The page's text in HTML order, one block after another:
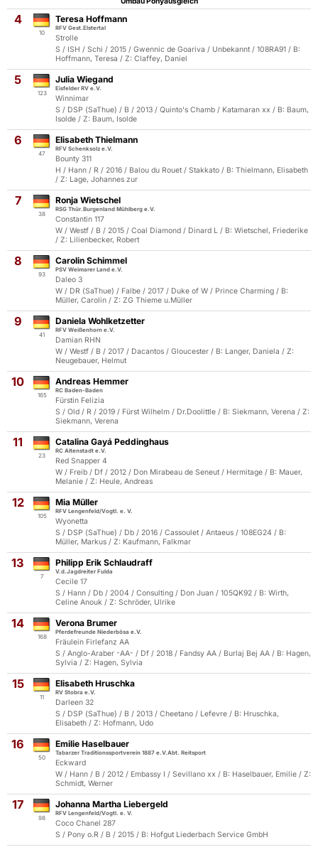
4
10
Teresa Hoffmann
RFV Gest.Elstertal
Strolle
S / ISH / Schi / 2015 / Gwennic de Goariva / Unbekannt / 108RA91 / B:
Hoffmann, Teresa / Z: Claffey, Daniel
5
123
Julia Wiegand
Eisfelder RV e.V.
Winnimar
S / DSP (SaThue) / B / 2013 / Quinto's Chamb / Katamaran xx / B: Baum,
Isolde / Z: Baum, Isolde
6
47
Elisabeth Thielmann
RFV Schenksolz e.V.
Bounty 311
H / Hann / R / 2016 / Balou du Rouet / Stakkato / B: Thielmann, Elisabeth
/ Z: Lage, Johannes zur
7
38
Ronja Wietschel
RSG Thür.Burgenland Mühlberg e.V.
Constantin 117
W / Westf / B / 2015 / Coal Diamond / Dinard L / B: Wietschel, Friederike
/ Z: Lilienbecker, Robert
8
93
Carolin Schimmel
PSV Weimarer Land e.V.
Daleo 3
W / DR (SaThue) / Falbe / 2017 / Duke of W / Prince Charming / B:
Müller, Carolin / Z: ZG Thieme u.Müller
9
41
Daniela Wohlketzetter
RFV Weißenhorn e.V.
Damian RHN
W / Westf / B / 2017 / Dacantos / Gloucester / B: Langer, Daniela / Z:
Neugebauer, Helmut
10
165
Andreas Hemmer
RC Baden-Baden
Fürstin Felizia
S / Old / R / 2019 / Fürst Wilhelm / Dr.Doolittle / B: Siekmann, Verena / Z:
Siekmann, Verena
11
23
Catalina Gayá Peddinghaus
RC Altenstadt e.V.
Red Snapper 4
W / Freib / Df / 2012 / Don Mirabeau de Seneut / Hermitage / B: Mauer,
Melanie / Z: Heule, Andreas
12
105
Mia Müller
RFV Lengenfeld/Vogtl. e. V.
Wyonetta
S / DSP (SaThue) / Db / 2016 / Cassoulet / Antaeus / 108EG24 / B:
Müller, Markus / Z: Kaufmann, Falkmar
13
7
Philipp Erik Schlaudraff
V.d.Jagdreiter Fulda
Cecile 17
S / Hann / Db / 2004 / Consulting / Don Juan / 105QK92 / B: Wirth,
Celine Anouk / Z: Schröder, Ulrike
14
168
Verona Brumer
Pferdefreunde Niederbösa e.V.
Fräulein Firlefanz AA
S / Anglo-Araber -AA- / Df / 2018 / Fandsy AA / Burlaj Bej AA / B: Hagen,
Sylvia / Z: Hagen, Sylvia
15
11
Elisabeth Hruschka
RV Stobra e.V.
Darleen 32
S / DSP (SaThue) / B / 2013 / Cheetano / Lefevre / B: Hruschka,
Elisabeth / Z: Hofmann, Udo
16
50
Emilie Haselbauer
Tabarzer Traditionssportverein 1887 e.V.Abt. Reitsport
Eckward
W / Hann / B / 2012 / Embassy I / Sevillano xx / B: Haselbauer, Emilie / Z:
Schmidt, Werner
17
98
Johanna Martha Liebergeld
RFV Lengenfeld/Vogtl. e. V.
Coco Chanel 287
S / Pony o.R / B / 2015 / B: Hofgut Liederbach Service GmbH